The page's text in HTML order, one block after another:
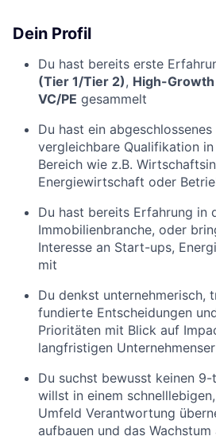
Dein Profil
Du hast bereits erste
(Tier 1/Tier 2), High-
VC/PE gesammelt
Du hast ein
vergleichbare Qualifikation
Bereich wie z.B.
Energiewirtschaft oder
Du hast bereits Erfahrung in
Immobilienbranche, oder
Interesse an Start-ups,
mit
Du denkst unternehmerisch,
fundierte Entscheidungen
Prioritäten mit Blick auf
langfristigen
Du suchst bewusst keinen
willst in einem
Umfeld Verantwortung
aufbauen und das